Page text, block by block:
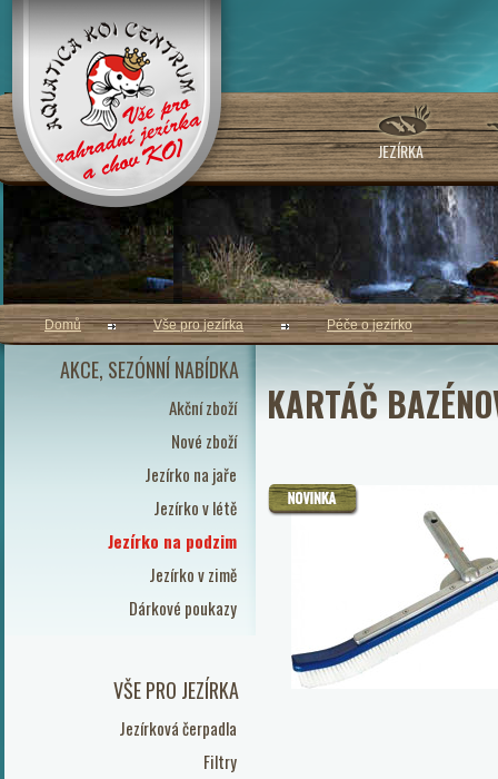
JEZÍRKA
AKCE, SEZÓNNÍ NABÍDKA
Akční zboží
Nové zboží
Jezírko na jaře
Jezírko v létě
Jezírko na podzim
Jezírko v zimě
Dárkové poukazy
VŠE PRO JEZÍRKA
Jezírková čerpadla
Filtry
Domů Vše pro jezírka Péče o jezírko
KARTÁČ